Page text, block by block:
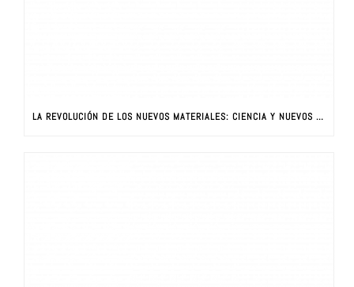
LA REVOLUCIÓN DE LOS NUEVOS MATERIALES: CIENCIA Y NUEVOS MATERIALES